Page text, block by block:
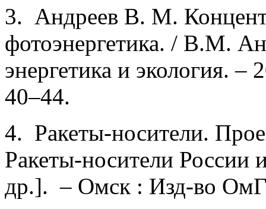
3. Андреев В. М.
фотоэнергетика. / В.М.
энергетика и экология.
40–44.
4. Ракеты-носители.
Ракеты-носители
др.]. – Омск : Изд-во